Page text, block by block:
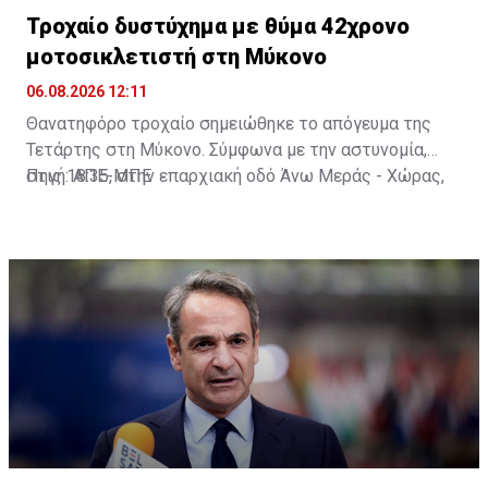
Τροχαίο δυστύχημα με θύμα 42χρονο
μοτοσικλετιστή στη Μύκονο
06.08.2026 12:11
Θανατηφόρο τροχαίο σημειώθηκε το απόγευμα της
Τετάρτης στη Μύκονο. Σύμφωνα με την αστυνομία,
στις 18:35, στην επαρχιακή οδό Άνω Μεράς - Χώρας,
25χρονος. Από τη σύγκρουση ο 42χρονος
τραυματίστηκε θανάσιμα. Τα αίτια του δυστυχήματος
διερευνώνται από την Υποδιεύθυνση Αστυνομίας
Πηγή: ΑΠΕ-ΜΠΕ